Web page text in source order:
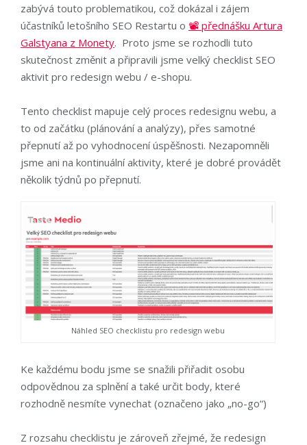
zabývá touto problematikou, což dokázal i zájem
účastníků letošního SEO Restartu o 📽️ přednášku Artura
Galstyana z Monety. Proto jsme se rozhodli tuto
skutečnost změnit a připravili jsme velký checklist SEO
aktivit pro redesign webu / e-shopu.
Tento checklist mapuje celý proces redesignu webu, a
to od začátku (plánování a analýzy), přes samotné
přepnutí až po vyhodnocení úspěšnosti. Nezapomněli
jsme ani na kontinuální aktivity, které je dobré provádět
několik týdnů po přepnutí.
Náhled SEO checklistu pro redesign webu
Ke každému bodu jsme se snažili přiřadit osobu
odpovědnou za splnění a také určit body, které
rozhodně nesmíte vynechat (označeno jako „no-go“)
Z rozsahu checklistu je zároveň zřejmé, že redesign